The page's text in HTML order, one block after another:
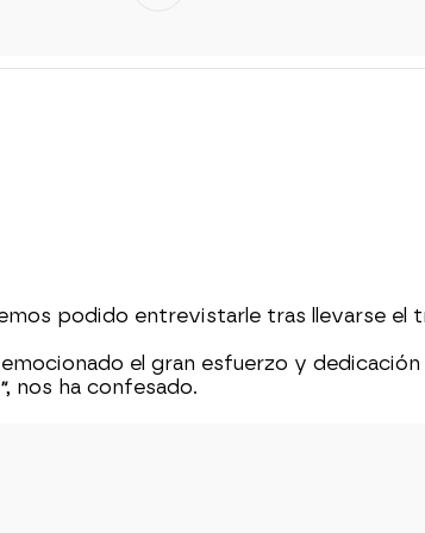
podido entrevistarle tras llevarse el
el gran esfuerzo y dedicación
, nos ha confesado.